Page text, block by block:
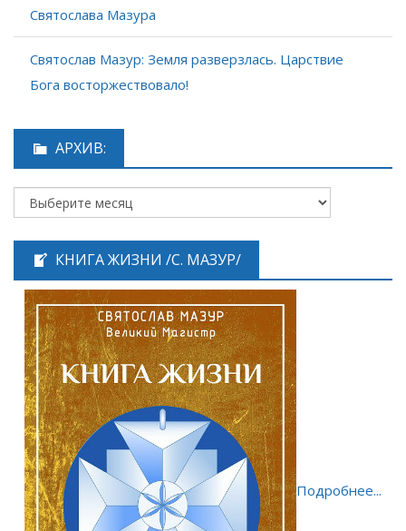
Святослава Мазура
Святослав Мазур: Земля разверзлась. Царствие
Бога восторжествовало!
АРХИВ:
КНИГА ЖИЗНИ /С. МАЗУР/
Подробнее...